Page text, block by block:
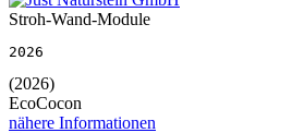
Stroh-Wand-Module
2026
(2026)
EcoCocon
nähere Informationen